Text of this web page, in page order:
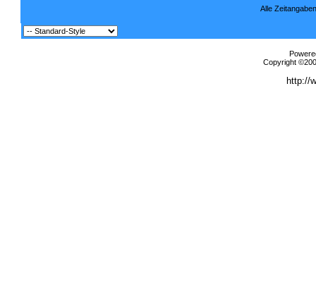
Alle
Copyright
http://